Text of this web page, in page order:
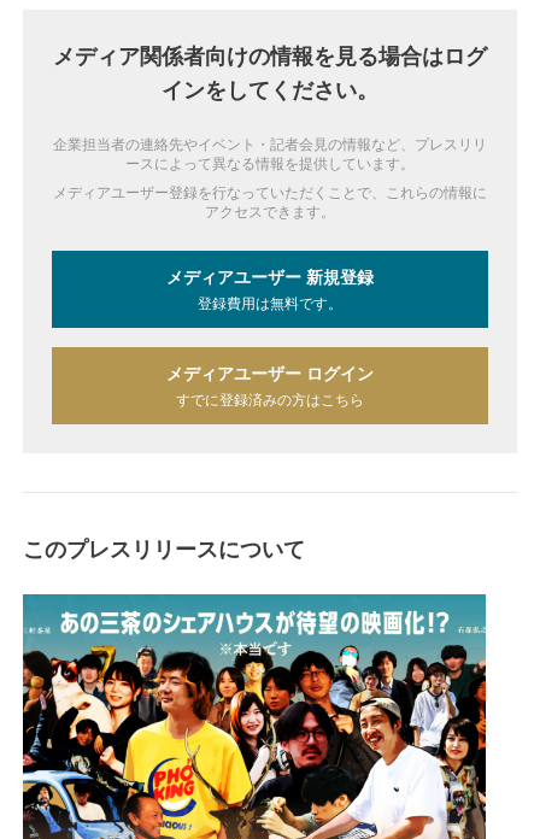
メディア関係者向けの情報を見る場合はログ
インをしてください。
企業担当者の連絡先やイベント・記者会見の情報など、プレスリリ
ースによって異なる情報を提供しています。
メディアユーザー登録を行なっていただくことで、これらの情報に
アクセスできます。
メディアユーザー 新規登録
登録費用は無料です。
メディアユーザー ログイン
すでに登録済みの方はこちら
このプレスリリースについて